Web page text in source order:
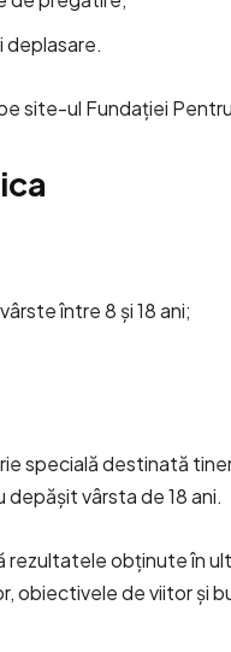
deplasare.
site-ul Fundației
între 8 și 18 ani;
specială destinată
depășit vârsta de 18 ani.
rezultatele obținute în
obiectivele de viitor și